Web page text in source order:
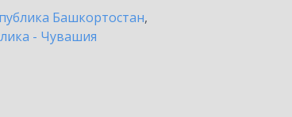
Башкортостан,
- Чувашия